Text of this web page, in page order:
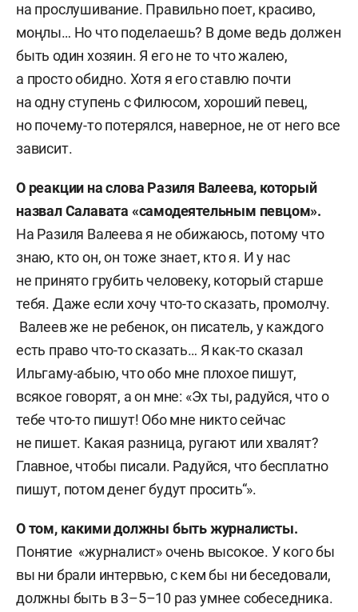
на прослушивание. Правильно поет, красиво,
моңлы… Но что поделаешь? В доме ведь должен
быть один хозяин. Я его не то что жалею,
а просто обидно. Хотя я его ставлю почти
на одну ступень с Филюсом, хороший певец,
но почему-то потерялся, наверное, не от него все
зависит.
О реакции на слова Разиля Валеева, который
назвал Салавата «самодеятельным певцом».
На Разиля Валеева я не обижаюсь, потому что
знаю, кто он, он тоже знает, кто я. И у нас
не принято грубить человеку, который старше
тебя. Даже если хочу что-то сказать, промолчу.
Валеев же не ребенок, он писатель, у каждого
есть право что-то сказать… Я как-то сказал
Ильгаму-абыю, что обо мне плохое пишут,
всякое говорят, а он мне: «Эх ты, радуйся, что о
тебе что-то пишут! Обо мне никто сейчас
не пишет. Какая разница, ругают или хвалят?
Главное, чтобы писали. Радуйся, что бесплатно
пишут, потом денег будут просить“».
О том, какими должны быть журналисты.
Понятие «журналист» очень высокое. У кого бы
вы ни брали интервью, с кем бы ни беседовали,
должны быть в 3–5–10 раз умнее собеседника.